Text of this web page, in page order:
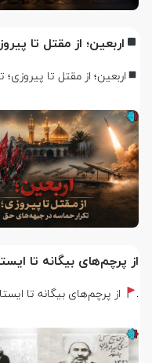
اربعین؛ از مقتل تا
اربعین؛ از مقتل تا
از پرچم‌های بیگانه تا
. از پرچم‌های بیگانه تا